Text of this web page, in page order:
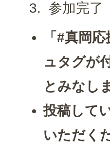
参加完了
「#真岡
ュタグが
とみなし
投稿して
いただく